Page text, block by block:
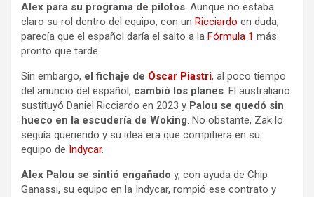
Alex para su programa de pilotos. Aunque no estaba
claro su rol dentro del equipo, con un Ricciardo en duda,
parecía que el español daría el salto a la Fórmula 1 más
pronto que tarde.
Sin embargo, el fichaje de Óscar Piastri, al poco tiempo
del anuncio del español, cambió los planes. El australiano
sustituyó Daniel Ricciardo en 2023 y Palou se quedó sin
hueco en la escudería de Woking. No obstante, Zak lo
seguía queriendo y su idea era que compitiera en su
equipo de Indycar.
Alex Palou se sintió engañado y, con ayuda de Chip
Ganassi, su equipo en la Indycar, rompió ese contrato y